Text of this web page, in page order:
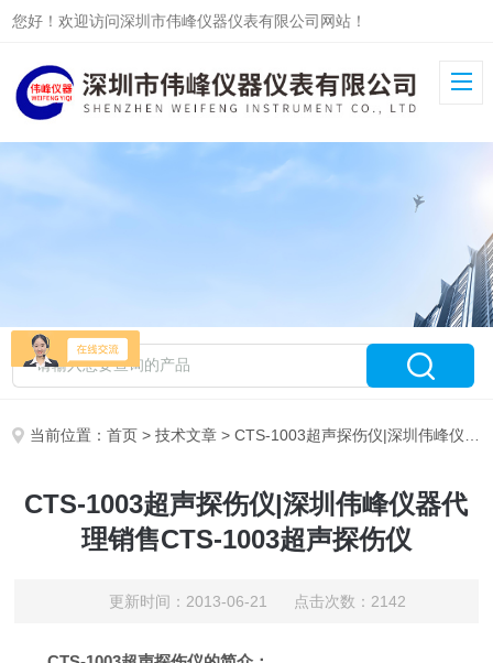
您好！欢迎访问深圳市伟峰仪器仪表有限公司网站！
当前位置：首页 >技术文章 > CTS-1003超声探伤仪|深圳伟峰仪器代理销售CTS-1003超声探伤仪
CTS-1003超声探伤仪|深圳伟峰仪器代
理销售CTS-1003超声探伤仪
更新时间：2013-06-21 点击次数：2142